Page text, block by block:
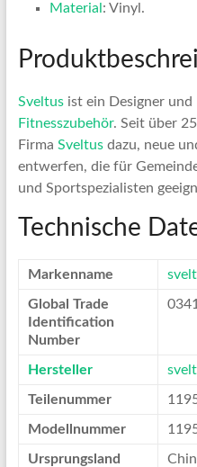
Material : Vinyl.
Sveltusist ein Designer und
Fitnesszubehör. Seit über
Firma Sveltusdazu, neue
entwerfen, die für
und Sportspezialisten
Technische
Markenname
Global Trade
Identification
Number
Hersteller
Teilenummer
Modellnummer
Ursprungsland